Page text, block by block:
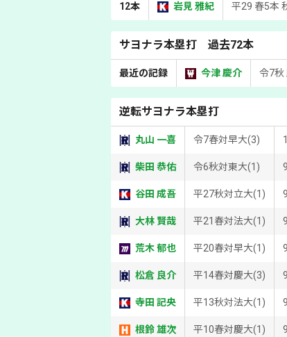
12本 岩見 雅紀 平29 春5本
サヨナラ本塁打 過去72本
最近の記録 今津 慶介 令7秋
逆転サヨナラ本塁打
丸山 一喜 令7春対早大(3)
柴田 恭佑 令6秋対東大(1)
谷田 成吾 平27秋対立大(1)
大林 賢哉 平21春対法大(1)
荒木 郁也 平20春対早大(1)
松倉 良介 平14春対慶大(3)
寺田 記央 平13秋対法大(1)
根鈴 雄次 平10春対慶大(1)